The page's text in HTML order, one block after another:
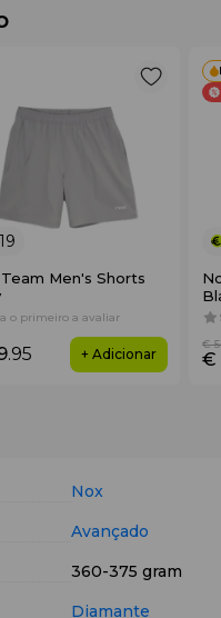
Men's Shorts
o primeiro a avaliar
.95 + Adicionar €
€
Nox
Avançado
360-375 gram
Diamante